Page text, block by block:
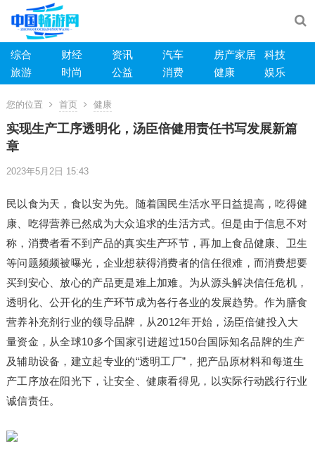
综合 财经 资讯 汽车 房产家居
科技
旅游
时尚 公益 消费 健康 娱乐
您的位置 首页 健康
实现生产工序透明化，汤臣倍健用责任书写发展新篇
章
2023年5月2日 15:43
民以食为天，食以安为先。随着国民生活水平日益提高，吃得健
康、吃得营养已然成为大众追求的生活方式。但是由于信息不对
称，消费者看不到产品的真实生产环节，再加上食品健康、卫生
等问题频频被曝光，企业想获得消费者的信任很难，而消费想要
买到安心、放心的产品更是难上加难。为从源头解决信任危机，
透明化、公开化的生产环节成为各行各业的发展趋势。作为膳食
营养补充剂行业的领导品牌，从2012年开始，汤臣倍健投入大
量资金，从全球10多个国家引进超过150台国际知名品牌的生产
及辅助设备，建立起专业的“透明工厂”，把产品原材料和每道生
产工序放在阳光下，让安全、健康看得见，以实际行动践行行业
诚信责任。